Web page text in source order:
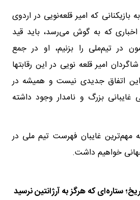
بازیکنانی که امیر قلعه‌نویی در اردوی
اخباری که به گوش می‌رسد، باید قید
در تیم‌ملی را بزنیم، او در جمع
امیر قلعه نویی در این رقابتها
اتفاق جدیدی نیست و همیشه در
غایبانی بزرگ و نامدار وجود داشته
مهم‌ترین غایبان فهرست تیم ملی در
خواهیم داشت.